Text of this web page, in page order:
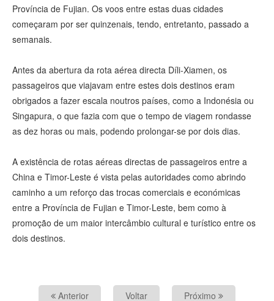
Província de Fujian. Os voos entre estas duas cidades
começaram por ser quinzenais, tendo, entretanto, passado a
semanais.
Antes da abertura da rota aérea directa Díli-Xiamen, os
passageiros que viajavam entre estes dois destinos eram
obrigados a fazer escala noutros países, como a Indonésia ou
Singapura, o que fazia com que o tempo de viagem rondasse
as dez horas ou mais, podendo prolongar-se por dois dias.
A existência de rotas aéreas directas de passageiros entre a
China e Timor-Leste é vista pelas autoridades como abrindo
caminho a um reforço das trocas comerciais e económicas
entre a Província de Fujian e Timor-Leste, bem como à
promoção de um maior intercâmbio cultural e turístico entre os
dois destinos.
Anterior Voltar Próximo